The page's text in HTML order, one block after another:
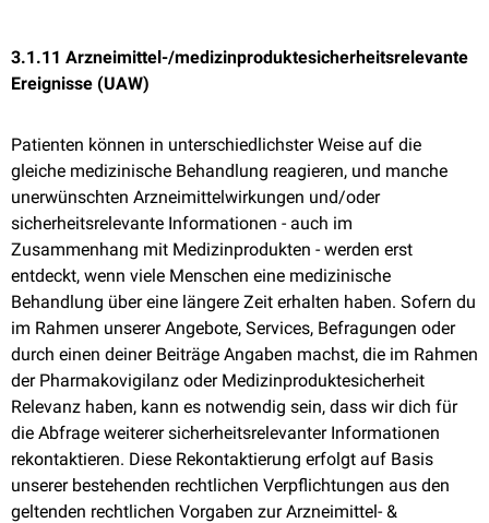
3.1.11 Arzneimittel-/medizinproduktesicherheitsrelevante
Ereignisse (UAW)
Patienten können in unterschiedlichster Weise auf die
gleiche medizinische Behandlung reagieren, und manche
unerwünschten Arzneimittelwirkungen und/oder
sicherheitsrelevante Informationen - auch im
Zusammenhang mit Medizinprodukten - werden erst
entdeckt, wenn viele Menschen eine medizinische
Behandlung über eine längere Zeit erhalten haben. Sofern du
im Rahmen unserer Angebote, Services, Befragungen oder
durch einen deiner Beiträge Angaben machst, die im Rahmen
der Pharmakovigilanz oder Medizinproduktesicherheit
Relevanz haben, kann es notwendig sein, dass wir dich für
die Abfrage weiterer sicherheitsrelevanter Informationen
rekontaktieren. Diese Rekontaktierung erfolgt auf Basis
unserer bestehenden rechtlichen Verpflichtungen aus den
geltenden rechtlichen Vorgaben zur Arzneimittel- &